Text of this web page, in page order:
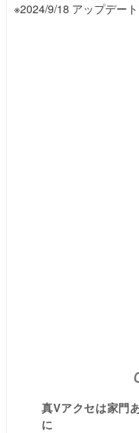
※2024/9/18 アップデー
真Vアクセは家門
に